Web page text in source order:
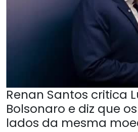
Renan Santos critica
Bolsonaro e diz que
lados da mesma